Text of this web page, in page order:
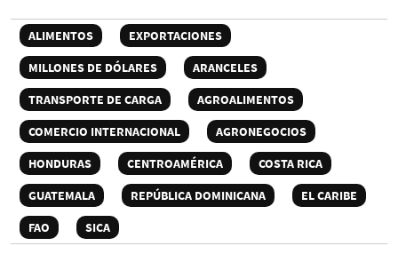
ALIMENTOS
EXPORTACIONES
MILLONES DE DÓLARES
ARANCELES
TRANSPORTE DE CARGA
AGROALIMENTOS
COMERCIO INTERNACIONAL
AGRONEGOCIOS
HONDURAS
CENTROAMÉRICA
COSTA RICA
GUATEMALA
REPÚBLICA DOMINICANA
EL CARIBE
FAO
SICA